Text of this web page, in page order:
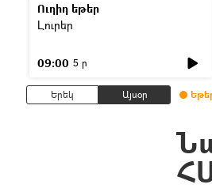
Ուղիղ եթեր
Լուրեր
09:00 5 ր
Երեկ Այսօր